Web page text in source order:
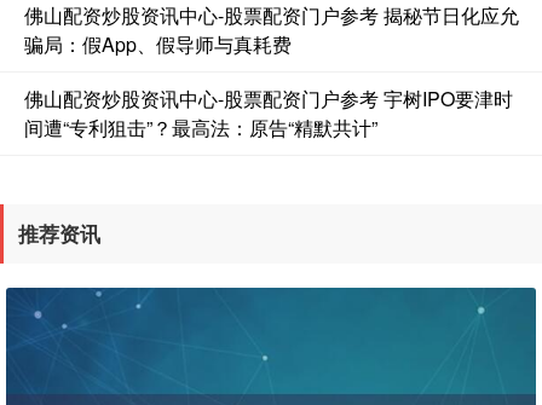
佛山配资炒股资讯中心-股票配资门户参考 揭秘节日化应允
骗局：假App、假导师与真耗费
佛山配资炒股资讯中心-股票配资门户参考 宇树IPO要津时
间遭“专利狙击”？最高法：原告“精默共计”
推荐资讯